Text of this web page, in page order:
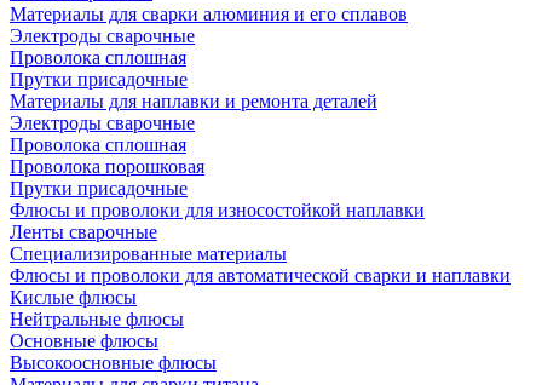
Материалы для сварки алюминия и его сплавов
Электроды сварочные
Проволока сплошная
Прутки присадочные
Материалы для наплавки и ремонта деталей
Электроды сварочные
Проволока сплошная
Проволока порошковая
Прутки присадочные
Флюсы и проволоки для износостойкой наплавки
Ленты сварочные
Специализированные материалы
Флюсы и проволоки для автоматической сварки и наплавки
Кислые флюсы
Нейтральные флюсы
Основные флюсы
Высокоосновные флюсы